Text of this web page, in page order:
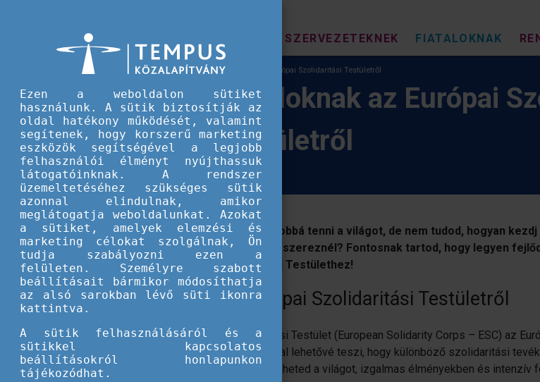
SZERVEZETEKNEK FIATALOKNAK
Európai Szolidaritási Testület Fiataloknak az Európai Szolidaritási Testületről
Fiataloknak az Európai
Testületről
Szeretnéd jobbá tenni a világot, de nem tudod, hogyan
élményeket szereznél? Fontosnak tartod, hogy legyen
Szolidaritási Testülethez!
Az Európai Szolidaritási Testületről
A Szolidaritási Testület (European Solidarity Corps – ESC) az
támogatásával lehetővé teszi, hogy különböző szolidaritási
hogy jobbá teheted a világot, izgalmas élményekben és
Ezen a weboldalon sütiket
használunk. A sütik biztosítják az
oldal hatékony működését, valamint
segítenek, hogy korszerű marketing
eszközök segítségével a legjobb
felhasználói élményt nyújthassuk
látogatóinknak. A rendszer
üzemeltetéséhez szükséges sütik
azonnal elindulnak, amikor
meglátogatja weboldalunkat. Azokat
a sütiket, amelyek elemzési és
marketing célokat szolgálnak, Ön
tudja szabályozni ezen a
felületen. Személyre szabott
beállításait bármikor módosíthatja
az alsó sarokban lévő süti ikonra
kattintva.
A sütik felhasználásáról és a
sütikkel kapcsolatos
beállításokról honlapunkon
tájékozódhat.